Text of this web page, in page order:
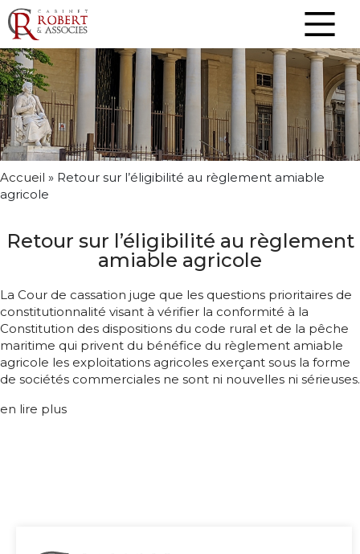
Accueil » Retour sur l’éligibilité au règlement amiable
agricole
Retour sur l’éligibilité au règlement
amiable agricole
La Cour de cassation juge que les questions prioritaires de
constitutionnalité visant à vérifier la conformité à la
Constitution des dispositions du code rural et de la pêche
maritime qui privent du bénéfice du règlement amiable
agricole les exploitations agricoles exerçant sous la forme
de sociétés commerciales ne sont ni nouvelles ni sérieuses.
en lire plus